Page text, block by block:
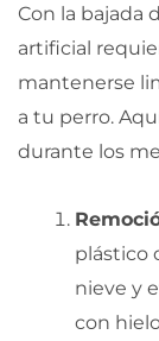
Con la bajada
artificial
mantenerse
a tu perro.
durante los
plástico
nieve y
con